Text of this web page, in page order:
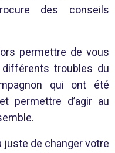
des conseils
permettre de vous
troubles du
qui ont été
permettre d’agir au
juste de changer votre